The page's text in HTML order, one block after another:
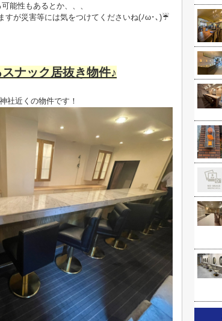
能性もあるとか、、、
すが災害等には気をつけてくださいね(ﾉω･､)☔
ナック居抜き物件♪
社近くの物件です！